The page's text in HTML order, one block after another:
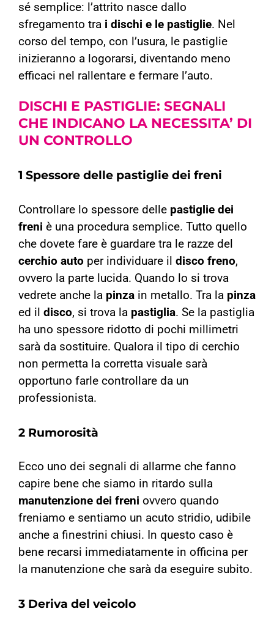
sé semplice: l’attrito nasce dallo
sfregamento tra i dischi e le pastiglie. Nel
corso del tempo, con l’usura, le pastiglie
inizieranno a logorarsi, diventando meno
efficaci nel rallentare e fermare l’auto.
DISCHI E PASTIGLIE: SEGNALI
CHE INDICANO LA NECESSITA’ DI
UN CONTROLLO
1 Spessore delle pastiglie dei freni
Controllare lo spessore delle pastiglie dei
freni è una procedura semplice. Tutto quello
che dovete fare è guardare tra le razze del
cerchio auto per individuare il disco freno,
ovvero la parte lucida. Quando lo si trova
vedrete anche la pinza in metallo. Tra la pinza
ed il disco, si trova la pastiglia. Se la pastiglia
ha uno spessore ridotto di pochi millimetri
sarà da sostituire. Qualora il tipo di cerchio
non permetta la corretta visuale sarà
opportuno farle controllare da un
professionista.
2 Rumorosità
Ecco uno dei segnali di allarme che fanno
capire bene che siamo in ritardo sulla
manutenzione dei freni ovvero quando
freniamo e sentiamo un acuto stridio, udibile
anche a finestrini chiusi. In questo caso è
bene recarsi immediatamente in officina per
la manutenzione che sarà da eseguire subito.
3 Deriva del veicolo